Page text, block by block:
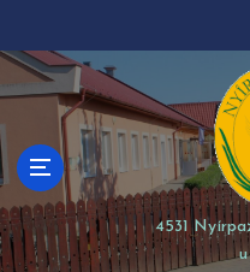
p
t
o
c
o
n
t
4531